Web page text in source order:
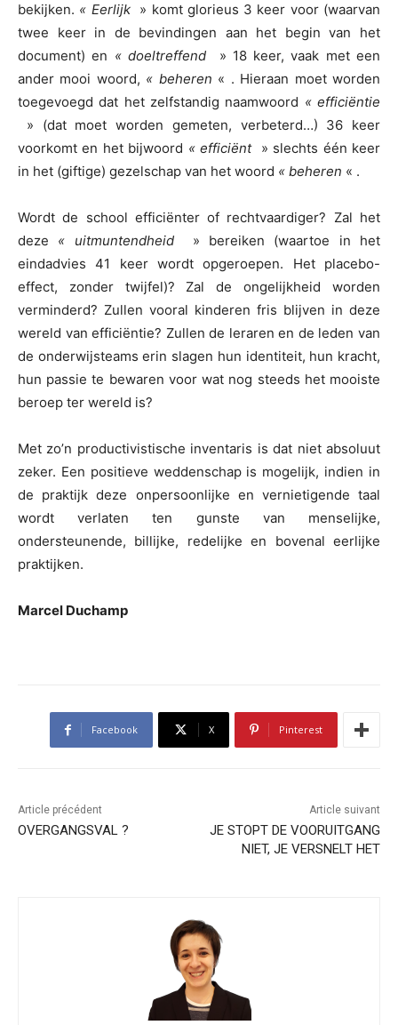
bekijken. « Eerlijk » komt glorieus 3 keer voor (waarvan
twee keer in de bevindingen aan het begin van het
document) en « doeltreffend
» 18 keer, vaak met een
ander mooi woord, « beheren « . Hieraan moet worden
toegevoegd dat het zelfstandig naamwoord « efficiëntie
» (dat moet worden gemeten, verbeterd…) 36 keer
voorkomt en het bijwoord « efficiënt » slechts één keer
in het (giftige) gezelschap van het woord « beheren « .
Wordt de school efficiënter of rechtvaardiger? Zal het
deze « uitmuntendheid
» bereiken (waartoe in het
eindadvies 41 keer wordt opgeroepen. Het placebo-
effect, zonder twijfel)? Zal de ongelijkheid worden
verminderd? Zullen vooral kinderen fris blijven in deze
wereld van efficiëntie? Zullen de leraren en de leden van
de onderwijsteams erin slagen hun identiteit, hun kracht,
hun passie te bewaren voor wat nog steeds het mooiste
beroep ter wereld is?
Met zo’n productivistische inventaris is dat niet absoluut
zeker. Een positieve weddenschap is mogelijk, indien in
de praktijk deze onpersoonlijke en vernietigende taal
wordt verlaten ten gunste van menselijke,
ondersteunende, billijke, redelijke en bovenal eerlijke
praktijken.
Marcel Duchamp
Facebook X Pinterest
Article précédent
OVERGANGSVAL ?
Article suivant
JE STOPT DE VOORUITGANG
NIET, JE VERSNELT HET